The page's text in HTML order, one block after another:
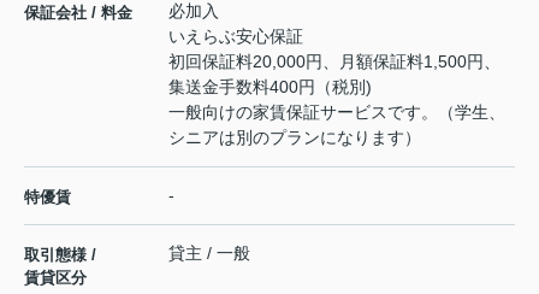
保証会社 / 料金
必加入
いえらぶ安心保証
初回保証料20,000円、月額保証料1,500円、
集送金手数料400円（税別)
一般向けの家賃保証サービスです。（学生、
シニアは別のプランになります）
特優賃 -
取引態様 /
賃貸区分
貸主 / 一般